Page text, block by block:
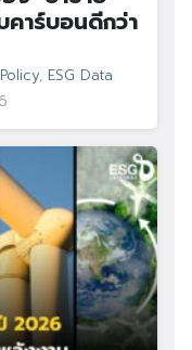
คาร์บอนดีกว่า
, ESG Data